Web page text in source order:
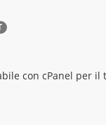
con cPanel per il